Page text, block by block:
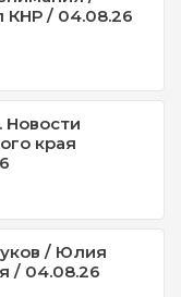
КНР / 04.08.26
Новости
края
/ Юлия
/ 04.08.26